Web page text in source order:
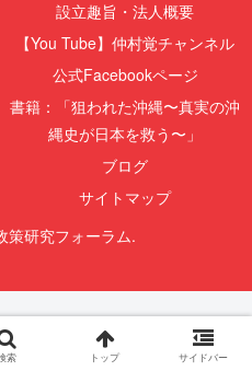
設立趣旨・法人概要
【You Tube】仲村覚チャンネル
公式Facebookページ
書籍：「狙われた沖縄〜真実の沖
縄史が日本を救う〜」
ブログ
サイトマップ
研究フォーラム.
索 トップ サイドバー